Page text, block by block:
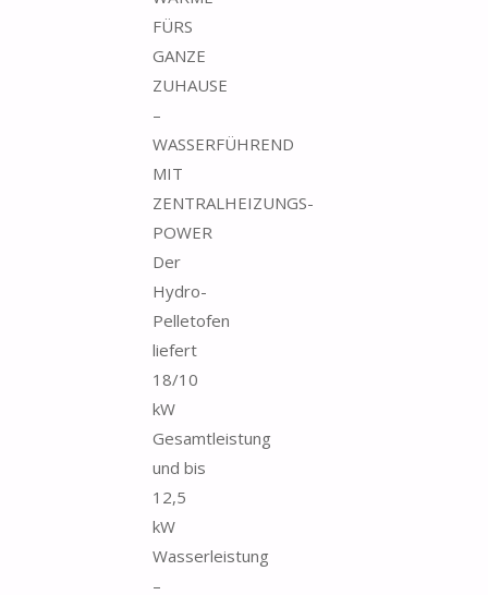
FÜRS
GANZE
ZUHAUSE
–
WASSERFÜHREND
MIT
ZENTRALHEIZUNGS-
POWER
Der
Hydro-
Pelletofen
liefert
18/10
kW
Gesamtleistung
und bis
12,5
kW
Wasserleistung
–